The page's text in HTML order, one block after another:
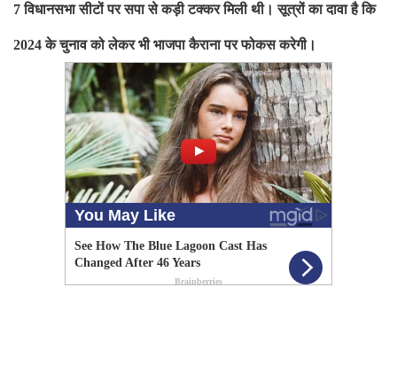
7विधानसभा सीटों पर सपा से कड़ी टक्कर मिली थी। सूत्रों का दावा है कि
2024के चुनाव को लेकर भी भाजपा कैराना पर फोकस करेगी।